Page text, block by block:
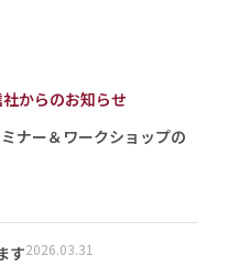
からのお知らせ
ナー＆ワークショップの
す2026.03.31